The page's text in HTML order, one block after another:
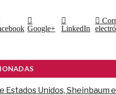
Google+ LinkedIn